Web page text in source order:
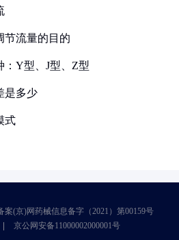
节流量的目的
：Y型、J型、Z型
是多少
式
(京)网药械信息备字（2021）第00159号
京公网安备11000002000001号